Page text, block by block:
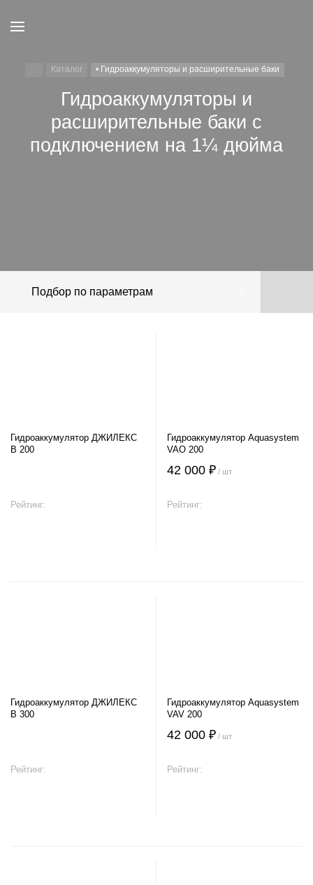
Каталог • Гидроаккумуляторы и расширительные баки
Гидроаккумуляторы и
расширительные баки с
подключением на 1¼ дюйма
Подбор по параметрам
Гидроаккумулятор ДЖИЛЕКС
В 200
Рейтинг:
Гидроаккумулятор Aquasystem
VAO 200
42 000 ₽ / шт
Рейтинг:
Гидроаккумулятор ДЖИЛЕКС
В 300
Рейтинг:
Гидроаккумулятор Aquasystem
VAV 200
42 000 ₽ / шт
Рейтинг: